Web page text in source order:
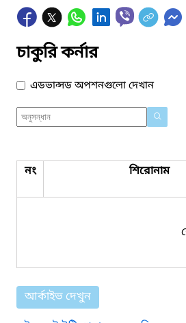
চাকুরি কর্নার
এডভান্সড অপশনগুলো দেখান
নং শিরোনাম
আর্কাইভ দেখুন